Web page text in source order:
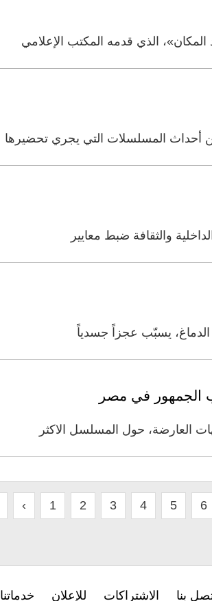
الذي قدمه المكتب الإعلامي
أحداث المسلسلات التي يجري تحضيرها
والثقافة ضبط معايير
الجمهور في مصر
العارضة، حول المسلسل الاكثر
‹ 1 2 3 4 5 6
بنا الاشتراكات للإعلان خدماتنا